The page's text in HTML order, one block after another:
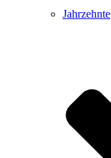
Jahrzehnte